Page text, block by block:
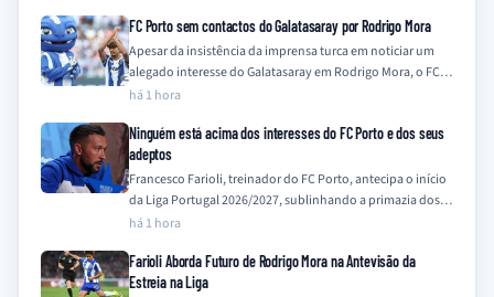
FC Porto sem contactos do Galatasaray por Rodrigo Mora
Apesar da insistência da imprensa turca em noticiar um
alegado interesse do Galatasaray em Rodrigo Mora, o FC
Porto nega qualquer contacto…
há 1 hora
Ninguém está acima dos interesses do FC Porto e dos seus
adeptos
Francesco Farioli, treinador do FC Porto, antecipa o início
da Liga Portugal 2026/2027, sublinhando a primazia dos
interesses do clube e dos…
há 1 hora
Farioli Aborda Futuro de Rodrigo Mora na Antevisão da
Estreia na Liga